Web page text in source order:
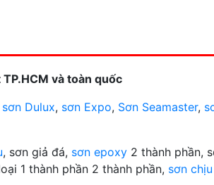
và toàn quốc
sơn Dulux, sơn Expo, Sơn Seamaster,
, sơn giả đá, sơn epoxy 2 thành phần,
1 thành phần 2 thành phần, sơn